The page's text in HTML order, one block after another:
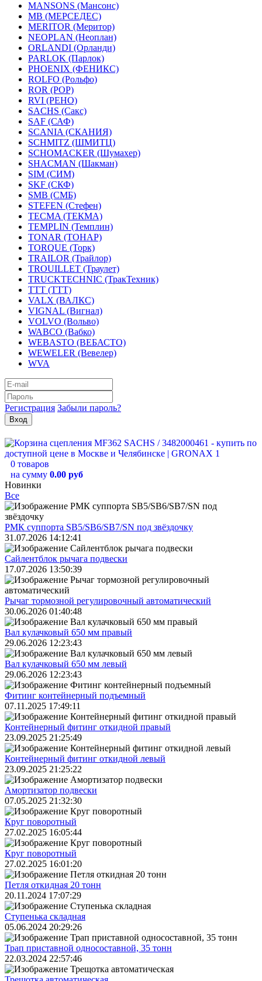
MANSONS (Мансонс)
MB (МЕРСЕДЕС)
MERITOR (Меритор)
NEOPLAN (Неоплан)
ORLANDI (Орланди)
PARLOK (Парлок)
PHOENIX (ФЕНИКС)
ROLFO (Рольфо)
ROR (РОР)
RVI (РЕНО)
SACHS (Сакс)
SAF (САФ)
SCANIA (СКАНИЯ)
SCHMITZ (ШМИТЦ)
SCHOMACKER (Шумахер)
SHACMAN (Шакман)
SIM (СИМ)
SKF (СКФ)
SMB (СМБ)
STEFEN (Стефен)
TECMA (ТЕКМА)
TEMPLIN (Темплин)
TONAR (ТОНАР)
TORQUE (Торк)
TRAILOR (Трайлор)
TROUILLET (Траулет)
TRUCKTECHNIC (ТракТехник)
TTT (ТТТ)
VALX (ВАЛКС)
VIGNAL (Вигнал)
VOLVO (Вольво)
WABCO (Вабко)
WEBASTO (ВЕБАСТО)
WEWELER (Вевелер)
WVA
Регистрация Забыли пароль?
0 товаров
на сумму 0.00 руб
Новинки
Все
РМК суппорта SB5/SB6/SB7/SN под звёздочку
31.07.2026 14:12:41
Сайлентблок рычага подвески
17.07.2026 13:50:39
Рычаг тормозной регулировочный автоматический
30.06.2026 01:40:48
Вал кулачковый 650 мм правый
29.06.2026 12:23:43
Вал кулачковый 650 мм левый
29.06.2026 12:23:43
Фитинг контейнерный подъемный
07.11.2025 17:49:11
Контейнерный фитинг откидной правый
23.09.2025 21:25:49
Контейнерный фитинг откидной левый
23.09.2025 21:25:22
Амортизатор подвески
07.05.2025 21:32:30
Круг поворотный
27.02.2025 16:05:44
Круг поворотный
27.02.2025 16:01:20
Петля откидная 20 тонн
20.11.2024 17:07:29
Ступенька складная
05.06.2024 20:29:26
Трап приставной односоставной, 35 тонн
22.03.2024 22:57:46